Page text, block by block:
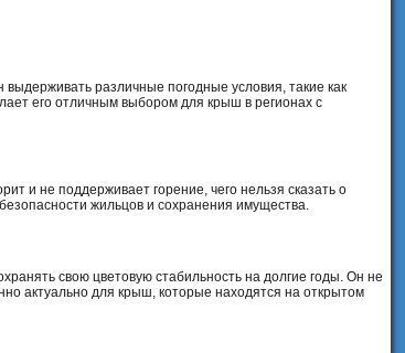
различные погодные условия, такие как
его отличным выбором для крыш в регионах с
и не поддерживает горение, чего нельзя сказать о
жильцов и сохранения имущества.
свою цветовую стабильность на долгие годы. Он не
актуально для крыш, которые находятся на открытом